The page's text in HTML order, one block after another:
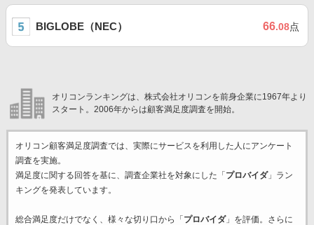
BIGLOBE（NEC） 66.08点
オリコンランキングは、株式会社オリコンを前身企業に1967年より
スタート。2006年からは顧客満足度調査を開始。
オリコン顧客満足度調査では、実際にサービスを利用した 人にアンケート
調査を実施。
満足度に関する回答を基に、調査企業社を対象にした「 プロバイダ」ラン
キングを発表しています。
総合満足度だけでなく、様々な切り口から「 プロバイダ」を評価。さらに